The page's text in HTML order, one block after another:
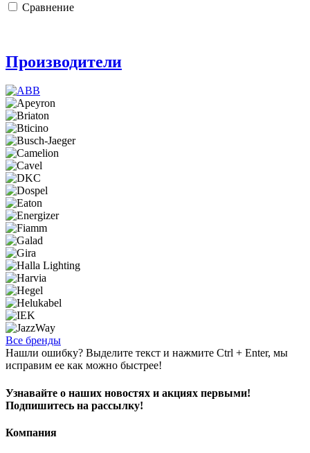
Сравнение
Производители
Все бренды
Нашли ошибку? Выделите текст и нажмите Ctrl + Enter, мы
исправим ее как можно быстрее!
Узнавайте о наших новостях и акциях первыми!
Подпишитесь на рассылку!
Компания